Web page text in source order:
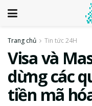
Trang chủ Tin tức 24H
Visa và
dừng các
tiền mã